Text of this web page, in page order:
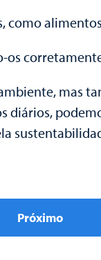
como
os
mas
diários,
Próximo